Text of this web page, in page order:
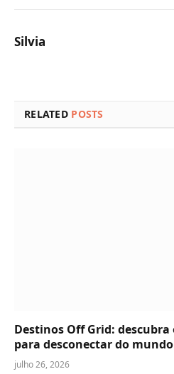
Silvia
RELATED POSTS
Destinos Off Grid:
para desconectar do mundo
julho 26, 2026